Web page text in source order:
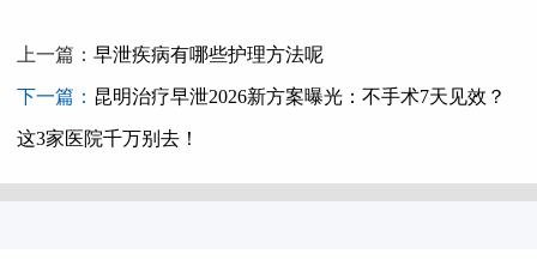
上一篇： 早泄疾病有哪些护理方法呢
下一篇： 昆明治疗早泄2026新方案曝光：不手术7天见效？
这3家医院千万别去！